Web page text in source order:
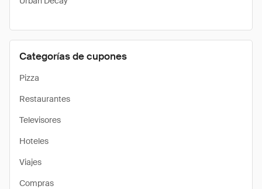
Categorías de cupones
Pizza
Restaurantes
Televisores
Hoteles
Viajes
Compras